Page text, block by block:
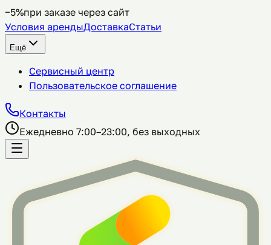
−5%при заказе через сайт
Условия арендыДоставкаСтатьи
Ещё
Сервисный центр
Пользовательское соглашение
Контакты
Ежедневно 7:00–23:00, без выходных